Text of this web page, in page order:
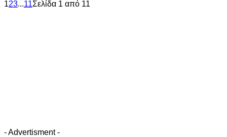
123...11Σελίδα 1 από 11
- Advertisment -